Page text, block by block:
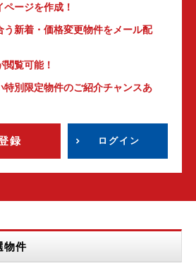
ージを作成！
う新着・価格変更物件をメール配
覧可能！
特別限定物件のご紹介チャンスあ
録 ログイン
物件